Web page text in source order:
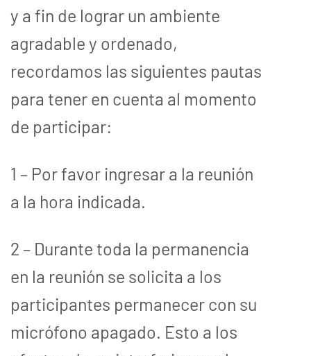
y a fin de lograr un ambiente
agradable y ordenado,
recordamos las siguientes pautas
para tener en cuenta al momento
de participar:
1 – Por favor ingresar a la reunión
a la hora indicada.
2 – Durante toda la permanencia
en la reunión se solicita a los
participantes permanecer con su
micrófono apagado. Esto a los